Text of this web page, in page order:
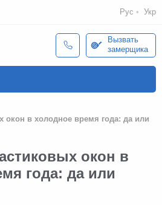
Рус Укр
Вызвать
замерщика
окон в холодное время года: да или
окон в
года: да или